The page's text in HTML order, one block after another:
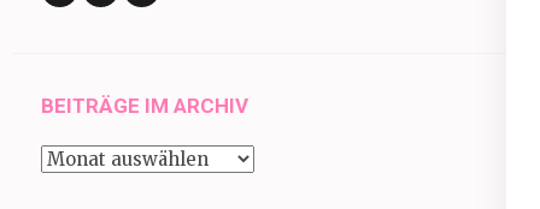
BEITRÄGE IM ARCHIV
Beiträge